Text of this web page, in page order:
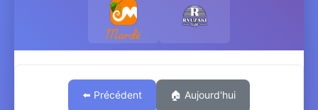
⬅️ Précédent 🏠 Aujourd'hui